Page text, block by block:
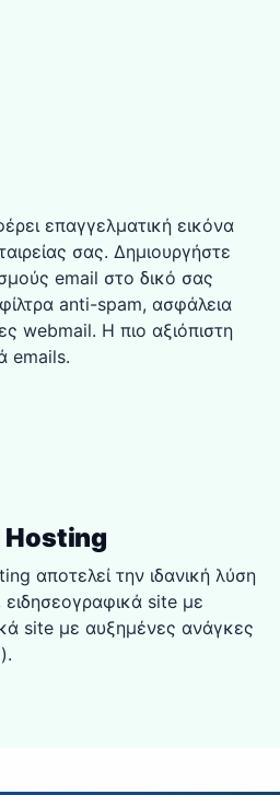
επαγγελματική εικόνα
σας. Δημιουργήστε
email στο δικό σας
anti-spam, ασφάλεια
webmail. Η πιο αξιόπιστη
emails.
Hosting
αποτελεί την ιδανική λύση
ειδησεογραφικά site με
site με αυξημένες ανάγκες